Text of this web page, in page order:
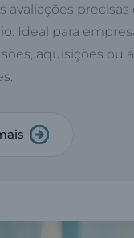
avaliações precisas
Ideal para
aquisições ou